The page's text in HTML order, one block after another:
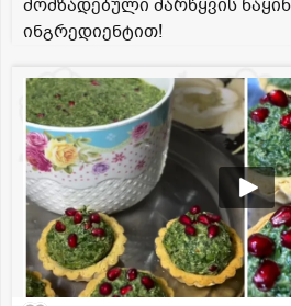
მომზადებული მარწყვის
ინგრედიენტით!